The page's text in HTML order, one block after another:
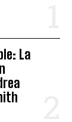
La